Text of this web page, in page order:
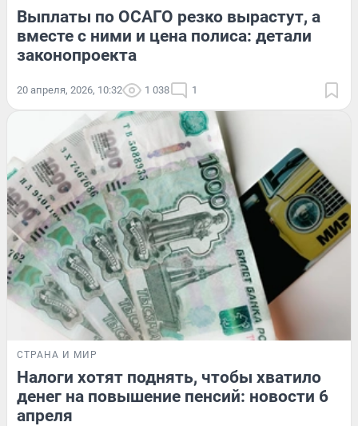
Выплаты по ОСАГО резко вырастут, а
вместе с ними и цена полиса: детали
законопроекта
20 апреля, 2026, 10:32 1 038 1
СТРАНА И МИР
Налоги хотят поднять, чтобы хватило
денег на повышение пенсий: новости 6
апреля